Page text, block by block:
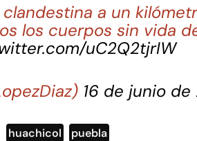
a un
los cuerpos sin vida
uC2Q2tjrIW
16 de junio de
huachicol puebla